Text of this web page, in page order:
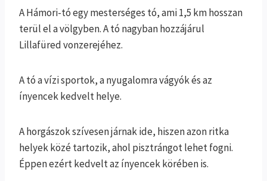
A Hámori-tó egy mesterséges tó, ami 1,5 km hosszan
terül el a völgyben. A tó nagyban hozzájárul
Lillafüred vonzerejéhez.
A tó a vízi sportok, a nyugalomra vágyók és az
ínyencek kedvelt helye.
A horgászok szívesen járnak ide, hiszen azon ritka
helyek közé tartozik, ahol pisztrángot lehet fogni.
Éppen ezért kedvelt az ínyencek körében is.